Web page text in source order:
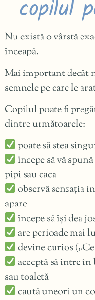
copilul
Nu există o vârstă
înceapă.
Mai important decât
semnele pe care le
Copilul poate fi
dintre următoarele:
poate să stea
începe să vă
pipi sau caca
observă senzația
apare
începe să își dea
are perioade mai
devine curios
acceptă să intre în
sau toaletă
caută uneori un